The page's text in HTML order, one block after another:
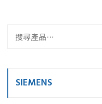
SIEMENS